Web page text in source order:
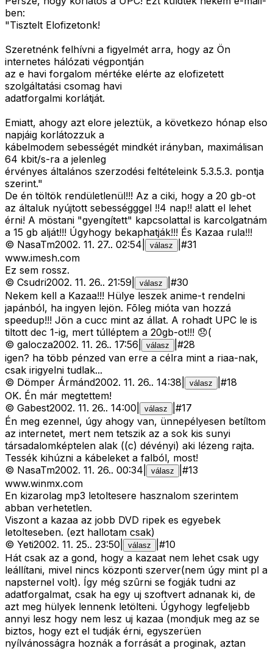
ben:
"Tisztelt Elofizetonk!
Szeretnénk felhívni a figyelmét arra, hogy az Ön
internetes hálózati végpontján
az e havi forgalom mértéke elérte az elofizetett
szolgáltatási csomag havi
adatforgalmi korlátját.
Emiatt, ahogy azt elore jeleztük, a következo hónap elso
napjáig korlátozzuk a
kábelmodem sebességét mindkét irányban, maximálisan
64 kbit/s-ra a jelenleg
érvényes általános szerzodési feltételeink 5.3.5.3. pontja
szerint."
De én töltök rendületlenül!!! Az a ciki, hogy a 20 gb-ot
az általuk nyújtott sebességggel !!4 nap!! alatt el lehet
érni! A möstani "gyengített" kapcsolattal is karcolgatnám
a 15 gb alját!!! Úgyhogy bekaphatják!!! És Kazaa rula!!!
© NasaTm2002. 11. 27.. 02:54 válasz #31
www.imesh.com
Ez sem rossz.
© Csudri2002. 11. 26.. 21:59 válasz #30
Nekem kell a Kazaa!!! Hülye leszek anime-t rendelni
japánból, ha ingyen lejön. Fõleg mióta van hozzá
speedup!!! Jön a cucc mint az állat. A rohadt UPC le is
tiltott dec 1-ig, mert túlléptem a 20gb-ot!!! 😞(
© galocza2002. 11. 26.. 17:56 válasz #28
igen? ha több pénzed van erre a célra mint a riaa-nak,
csak irigyelni tudlak...
© Dömper Ármánd2002. 11. 26.. 14:38 válasz #18
OK. Én már megtettem!
© Gabest2002. 11. 26.. 14:00 válasz #17
Én meg ezennel, úgy ahogy van, ünnepélyesen betíltom
az internetet, mert nem tetszik az a sok kis sunyi
társadalomképtelen alak ((c) dévényi) aki lézeng rajta.
Tessék kihúzni a kábeleket a falból, most!
© NasaTm2002. 11. 26.. 00:34 válasz #13
www.winmx.com
En kizarolag mp3 letoltesere hasznalom szerintem
abban verhetetlen.
Viszont a kazaa az jobb DVD ripek es egyebek
letolteseben. (ezt hallotam csak)
© Yeti2002. 11. 25.. 23:50 válasz #10
Hát csak az a gond, hogy a kazaat nem lehet csak ugy
leállítani, mivel nincs központi szerver(nem úgy mint pl a
napsternel volt). Így még szûrni se fogják tudni az
adatforgalmat, csak ha egy uj szoftvert adnanak ki, de
azt meg hülyek lennenk letölteni. Úgyhogy legfeljebb
annyi lesz hogy nem lesz uj kazaa (mondjuk meg az se
biztos, hogy ezt el tudják érni, egyszerüen
nyílvánosságra hoznák a forrását a proginak, aztan